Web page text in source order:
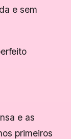
e sem
e as
primeiros